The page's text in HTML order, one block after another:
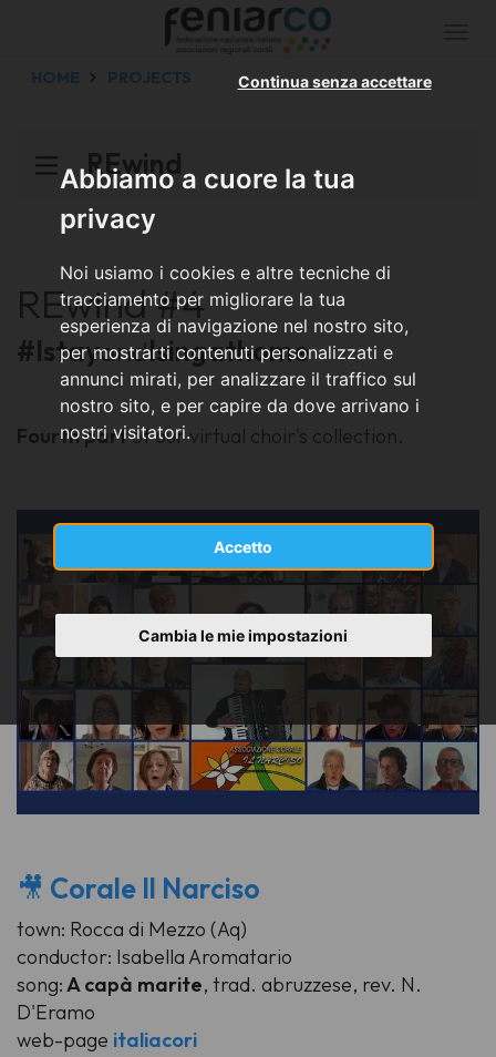
Abbiamo a cuore la tua
privacy
Noi usiamo i cookies e altre tecniche di
tracciamento per migliorare la tua
esperienza di navigazione nel nostro sito,
per mostrarti contenuti personalizzati e
annunci mirati, per analizzare il traffico sul
nostro sito, e per capire da dove arrivano i
nostri visitatori.
Accetto
Continua senza accettare
Cambia le mie impostazioni
HOME PROJECTS
REwind
REwind #4
#IstayandIsingathome
Fourth partof our virtual choir's collection.
🎥 Corale Il Narciso
town: Rocca di Mezzo (Aq)
conductor: Isabella Aromatario
song: A capà marite, trad. abruzzese, rev. N.
D'Eramo
web-page italiacori